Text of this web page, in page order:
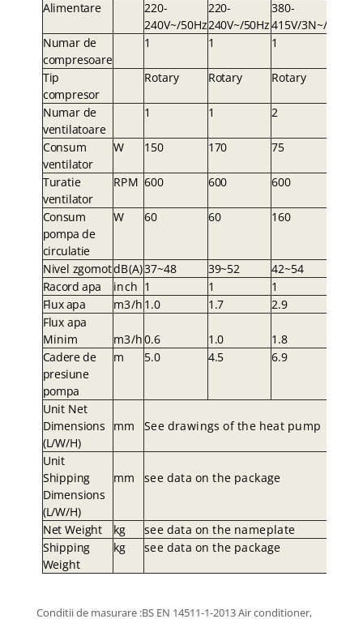
Alimentare
220-
240V~/50Hz
220-
240V~/50Hz
380-
415V/3N~/50Hz
Numar de
compresoare
1 1 1
Tip
compresor
Rotary Rotary Rotary
Numar de
ventilatoare
1 1 2
Consum
ventilator
W 150 170 75
Turatie
ventilator
RPM 600 600 600
Consum
pompa de
circulatie
W 60 60 160
Nivel zgomotdB(A)37~48 39~52
42~54
Racord apa
inch 1 1
1
Flux apa
m3/h 1.0 1.7
2.9
Flux apa
Minim
m3/h0.6 1.0
1.8
Cadere de
presiune
pompa
m 5.0 4.5 6.9
Unit Net
Dimensions
(L/W/H)
mm See drawingsofthe heat pump
Unit
Shipping
Dimensions
(L/W/H)
mm see data onthe package
NetWeight kg see data onthe nameplate
Shipping
Weight
kg see data onthe package
Conditii de masurare :BS EN 14511-1-2013 Air conditioner,